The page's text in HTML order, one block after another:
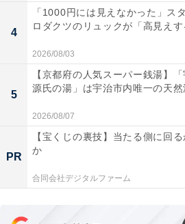
4
「1000円には見えなかった」ス
ロダクツのリュックが「高見えす
2026/08/03
5
【京都府の人気スーパー銭湯】
源氏の湯」は宇治市内唯一の天然
2026/08/07
PR
【宝くじの裏技】当たる側に回
か
合同会社デジタルファーム